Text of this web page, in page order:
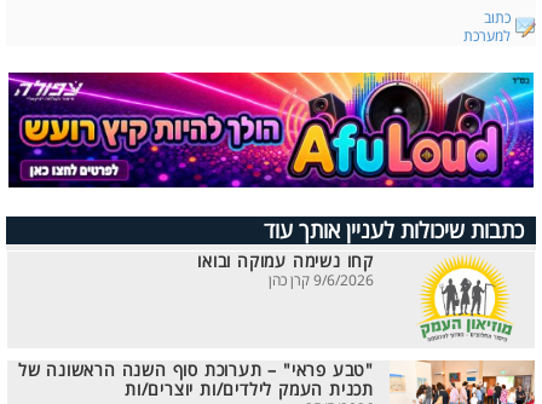
כתוב
למערכת
כתבות שיכולות לעניין אותך עוד
קחו נשימה עמוקה ובואו
9/6/2026 קרן כהן
"טבע פראי" – תערוכת סוף השנה הראשונה של
תכנית העמק לילדים/ות יוצרים/ות